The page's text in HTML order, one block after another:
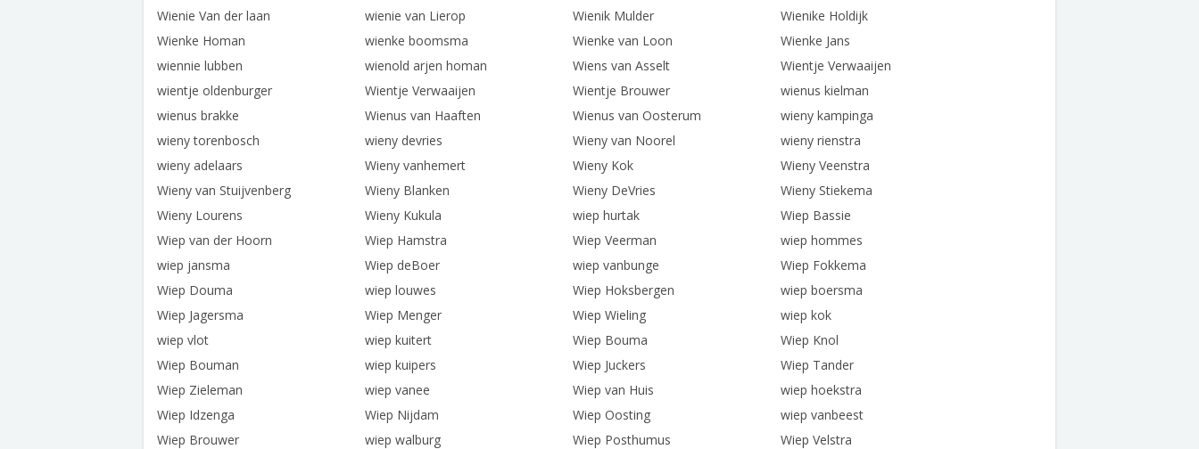
Wienie Van der laan
wienie van Lierop Wienik Mulder
Wienike Holdijk
Wienke Homan
wienke boomsma Wienke van Loon
Wienke Jans
wiennie lubben
wienold arjen homan Wiens van Asselt
Wientje Verwaaijen
wientje oldenburger
Wientje Verwaaijen Wientje Brouwer
wienus kielman
wienus brakke
Wienus van Haaften Wienus van Oosterum
wieny kampinga
wieny torenbosch
wieny devries Wieny van Noorel
wieny rienstra
wieny adelaars
Wieny vanhemert Wieny Kok
Wieny Veenstra
Wieny van Stuijvenberg
Wieny Blanken Wieny DeVries
Wieny Stiekema
Wieny Lourens
Wieny Kukula wiep hurtak
Wiep Bassie
Wiep van der Hoorn
Wiep Hamstra Wiep Veerman
wiep hommes
wiep jansma
Wiep deBoer wiep vanbunge
Wiep Fokkema
Wiep Douma
wiep louwes Wiep Hoksbergen
wiep boersma
Wiep Jagersma
Wiep Menger Wiep Wieling
wiep kok
wiep vlot
wiep kuitert Wiep Bouma
Wiep Knol
Wiep Bouman
wiep kuipers Wiep Juckers
Wiep Tander
Wiep Zieleman
wiep vanee Wiep van Huis
wiep hoekstra
Wiep Idzenga
Wiep Nijdam Wiep Oosting
wiep vanbeest
Wiep Brouwer
wiep walburg Wiep Posthumus
Wiep Velstra